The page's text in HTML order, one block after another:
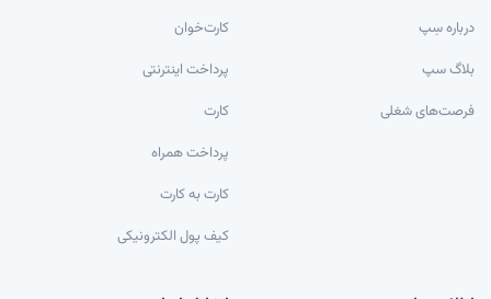
درباره سِپ
بلاگ سپ
فرصت‌های شغلی
کارت‌خوان
پرداخت اینترنتی
کارت
پرداخت همراه
کارت به کارت
کیف پول الکترونیکی